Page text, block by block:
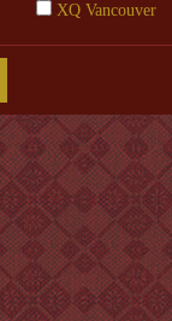
XQ Vancouver